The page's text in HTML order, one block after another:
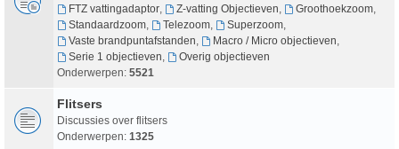
FTZ vattingadaptor, Z-vatting Objectieven Groothoekzoom,
Standaardzoom, Telezoom, Superzoom,
Vaste brandpuntafstanden
Macro / Micro objectieven
Serie 1 objectieven
Overig objectieven
Onderwerpen: 5521
Flitsers
Discussies over flitsers
Onderwerpen: 1325